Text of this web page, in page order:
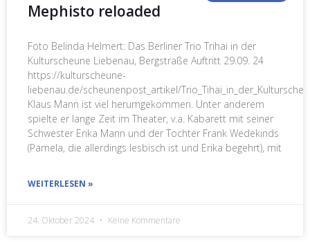
Mephisto reloaded
Foto Belinda Helmert: Das Berliner Trio Trihai in der
Kulturscheune Liebenau, Bergstraße Auftritt 29.09. 24
https://kulturscheune-
liebenau.de/scheunenpost_artikel/
Klaus Mann ist viel herumgekommen. Unter anderem
spielte er lange Zeit im Theater, v.a. Kabarett mit seiner
Schwester Erika Mann und der Tochter Frank Wedekinds
(Pamela, die allerdings lesbisch ist und Erika begehrt), mit
WEITERLESEN »
24. Oktober 2024 Keine Kommentare